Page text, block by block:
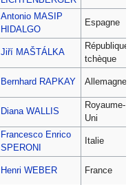
Antonio MASIP
HIDALGO
Espagne
Jiří MAŠTÁLKA
République
tchèque
Bernhard RAPKAY Allemagne
Diana WALLIS
Royaume-
Uni
Francesco Enrico
SPERONI
Italie
Henri WEBER France